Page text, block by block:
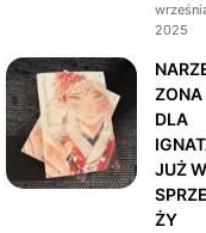
2025
ZONA
DLA
JUŻ W
ŻY